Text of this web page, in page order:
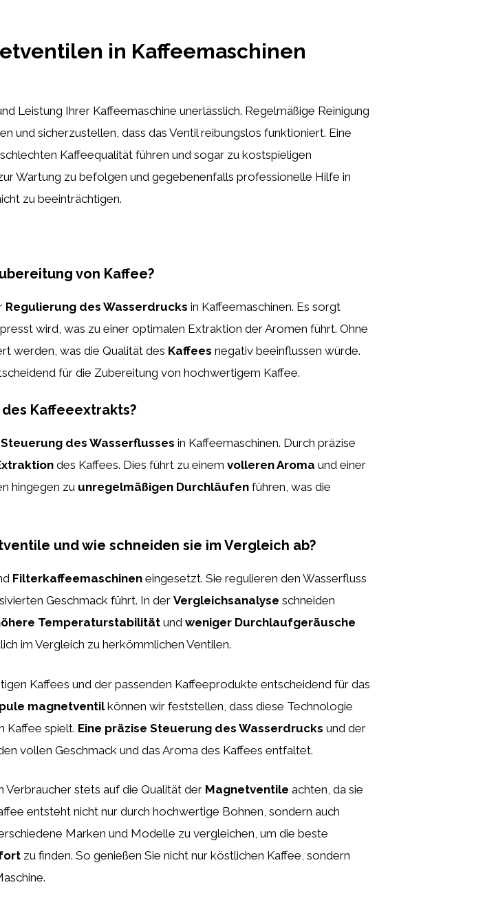
in Kaffeemaschinen
Leistung Ihrer Kaffeemaschine unerlässlich. Regelmäßige Reinigung
und sicherzustellen, dass das Ventil reibungslos funktioniert. Eine
Kaffeequalität führen und sogar zu kostspieligen
Wartung zu befolgen und gegebenenfalls professionelle Hilfe in
zu beeinträchtigen.
von Kaffee?
Regulierung des Wasserdrucks in Kaffeemaschinen. Es sorgt
wird, was zu einer optimalen Extraktion der Aromen führt. Ohne
werden, was die Qualität des Kaffees negativ beeinflussen würde.
für die Zubereitung von hochwertigem Kaffee.
Kaffeeextrakts?
Steuerung des Wasserflusses in Kaffeemaschinen. Durch präzise
des Kaffees. Dies führt zu einem volleren Aroma und einer
hingegen zu unregelmäßigen Durchläufen führen, was die
und wie schneiden sie im Vergleich ab?
Filterkaffeemaschinen eingesetzt. Sie regulieren den Wasserfluss
Geschmack führt. In derVergleichsanalyse schneiden
Temperaturstabilität und weniger Durchlaufgeräusche
im Vergleich zu herkömmlichen Ventilen.
Kaffees und der passenden Kaffeeprodukte entscheidend für das
magnetventilkönnen wir feststellen, dass diese Technologie
Kaffee spielt. Eine präzise Steuerung des Wasserdrucks und der
vollen Geschmack und das Aroma des Kaffees entfaltet.
Verbraucher stets auf die Qualität der Magnetventile achten, da sie
entsteht nicht nur durch hochwertige Bohnen, sondern auch
Marken und Modelle zu vergleichen, um die beste
zu finden. So genießen Sie nicht nur köstlichen Kaffee, sondern